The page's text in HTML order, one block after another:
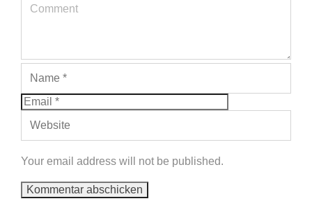
Your email address will not be published.